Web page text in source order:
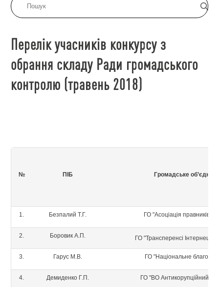
Перелік учасників конкурсу з
обрання складу Ради громадського
контролю (травень 2018)
№ ПІБ Громадське об’
1. Безпалий Т.Г. ГО "Асоціація правників
2. Боровик А.П. ГО "Трансперенсі Інтернешнл
3. Гарус М.В. ГО "Національне благо
4. Демиденко Г.П. ГО "ВО Антикорупційний